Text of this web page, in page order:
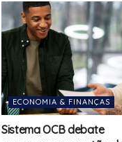
ECONOMIA & FINANÇAS
Sistema OCB debate